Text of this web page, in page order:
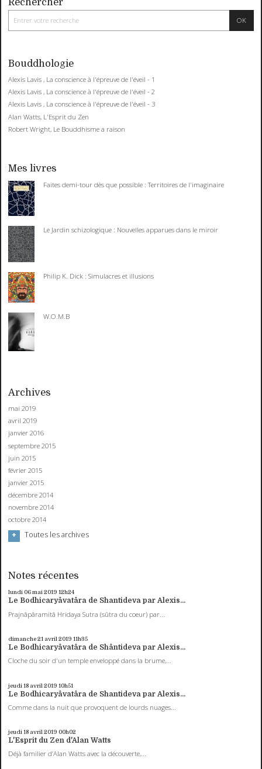
Bouddhologie
Alexis Lavis , La conscience à l'épreuve de l'éveil - 1
Alexis Lavis , La conscience à l'épreuve de l'éveil - 2
Alexis Lavis , La conscience à l'épreuve de l'éveil - 3
Alan Watts, L'Esprit du Zen
Robert Wright, Le Bouddhisme a raison
Mes livres
Faites demi-tour dès que possible : Territoires de l'imaginaire
Le Jardin schizologique : Nouvelles apparues dans le miroir
Philip K. Dick : Simulacres et illusions
W.O.M.B
Archives
mai 2019
avril 2019
janvier 2016
septembre 2015
juin 2015
février 2015
janvier 2015
décembre 2014
novembre 2014
octobre 2014
Toutes les archives
Notes récentes
lundi 06mai 2019 12h24
Le Bodhicaryâvatâra de Shantideva par Alexis...
Prajnâpâramitâ Hridaya Sutra (sûtra du coeur) par...
dimanche 21 avril 2019 11h35
Le Bodhicaryâvatâra de Shântideva par Alexis...
Cloche du soir d'un temple enveloppé dans la brume,...
jeudi 18 avril 2019 10h51
Le Bodhicaryâvatâra de Shantideva par Alexis...
Comme dans la nuit que provoquent de lourds nuages...
jeudi 18 avril 2019 00h02
L'Esprit du Zen d'Alan Watts
Déjà familier d’Alan Watts avec la découverte,...